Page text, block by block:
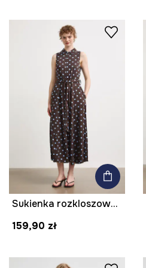
Sukienka rozkloszowana z wiskozy w groszki
159,90 zł